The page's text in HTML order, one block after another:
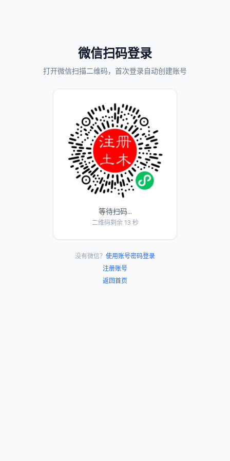
微信扫码登录
打开微信扫描二维码，首次登录自动创建账号
等待扫码...
二维码剩余 13 秒
没有微信？ 使用账号密码登录
注册账号
返回首页